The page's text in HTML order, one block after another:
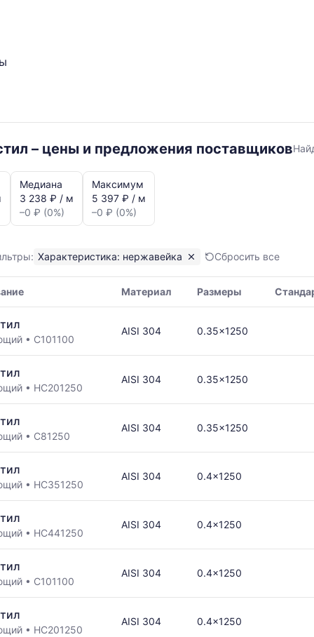
– цены и предложения поставщиков
Медиана
3 238 ₽ / м
–0 ₽ (0%)
Максимум
5 397 ₽ / м
–0 ₽ (0%)
Характеристика: нержавейка Сбросить все
Материал Размеры
• С101100
AISI 304 0.35x1250
• НС201250
AISI 304 0.35x1250
• С81250
AISI 304 0.35x1250
• НС351250
AISI 304 0.4x1250
• НС441250
AISI 304 0.4x1250
• С101100
AISI 304 0.4x1250
• НС201250
AISI 304 0.4x1250